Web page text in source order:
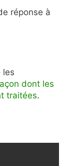
réponse à
les
dont les
traitées.